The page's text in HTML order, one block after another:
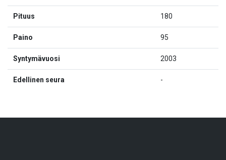
Pituus 180
Paino 95
Syntymävuosi 2003
Edellinen seura -